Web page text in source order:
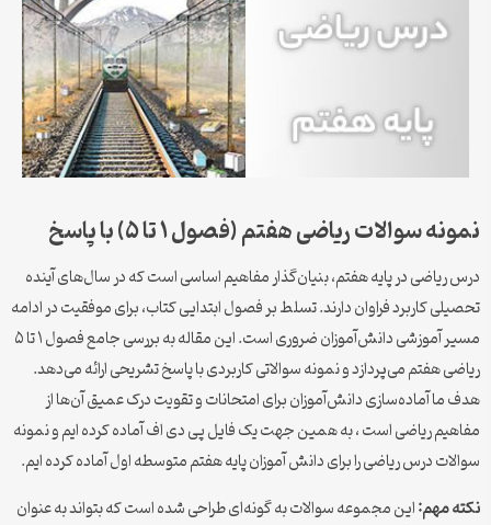
نمونه سوالات ریاضی هفتم (فصول ۱ تا ۵) با پاسخ
درس ریاضی در پایه هفتم، بنیان‌گذار مفاهیم اساسی است که در سال‌های آینده
تحصیلی کاربرد فراوان دارند. تسلط بر فصول ابتدایی کتاب، برای موفقیت در ادامه
مسیر آموزشی دانش‌آموزان ضروری است. این مقاله به بررسی جامع فصول ۱ تا ۵
ریاضی هفتم می‌پردازد و نمونه سوالاتی کاربردی با پاسخ تشریحی ارائه می‌دهد.
هدف ما آماده‌سازی دانش‌آموزان برای امتحانات و تقویت درک عمیق آن‌ها از
مفاهیم ریاضی است ، به همین جهت یک فایل پی دی اف آماده کرده ایم و نمونه
سوالات درس ریاضی را برای دانش آموزان پایه هفتم متوسطه اول آماده کرده ایم.
نکته مهم:این مجموعه سوالات به گونه‌ای طراحی شده است که بتواند به عنوان